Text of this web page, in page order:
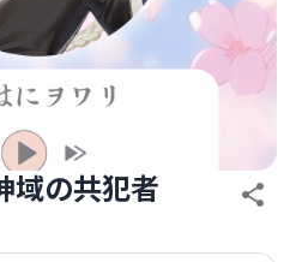
域の共犯者